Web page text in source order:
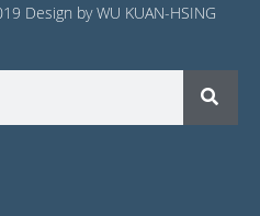
Design by WU KUAN-HSING